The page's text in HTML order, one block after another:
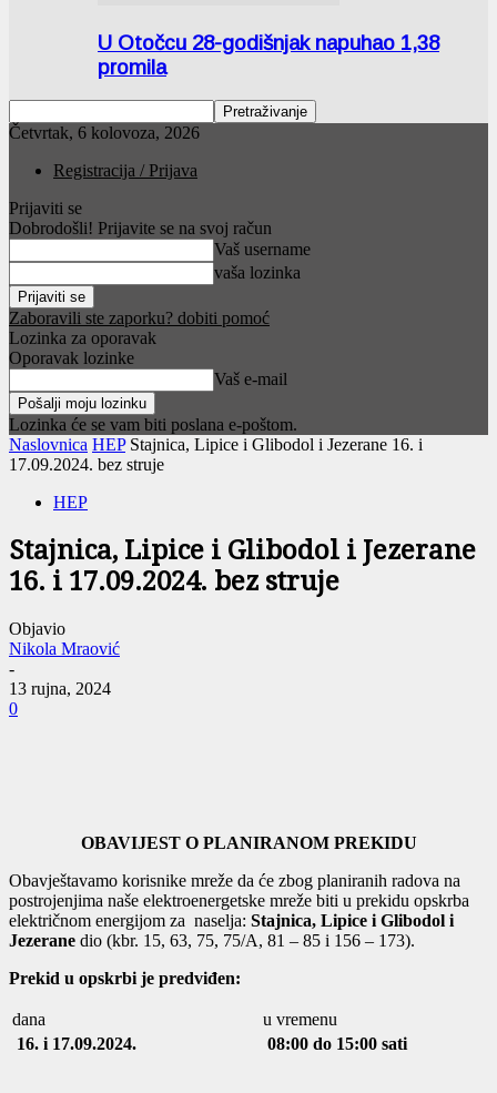
U Otočcu 28-godišnjak napuhao 1,38
promila
Četvrtak, 6 kolovoza, 2026
Registracija / Prijava
Prijaviti se
Dobrodošli! Prijavite se na svoj račun
Vaš username
vaša lozinka
Zaboravili ste zaporku? dobiti pomoć
Lozinka za oporavak
Oporavak lozinke
Vaš e-mail
Lozinka će se vam biti poslana e-poštom.
Naslovnica HEP Stajnica, Lipice i Glibodol i Jezerane 16. i
17.09.2024. bez struje
HEP
Stajnica, Lipice i Glibodol i Jezerane
16. i 17.09.2024. bez struje
Objavio
Nikola Mraović
-
13 rujna, 2024
0
OBAVIJEST O PLANIRANOM PREKIDU
Obavještavamo korisnike mreže da će zbog planiranih radova na
postrojenjima naše elektroenergetske mreže biti u prekidu opskrba
električnom energijom za naselja: Stajnica, Lipice i Glibodol i
Jezerane dio (kbr. 15, 63, 75, 75/A, 81 – 85 i 156 – 173).
Prekid u opskrbi je predviđen:
dana
u vremenu
16. i 17.09.2024.
08:00 do 15:00 sati